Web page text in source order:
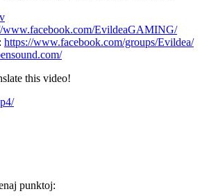
www.facebook.com/EvildeaGAMING/
https://www.facebook.com/groups/Evildea/
this video!
punktoj: